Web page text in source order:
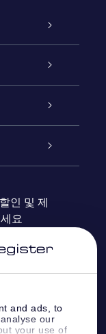
and ads, to
our
your use of
인 및 제
요